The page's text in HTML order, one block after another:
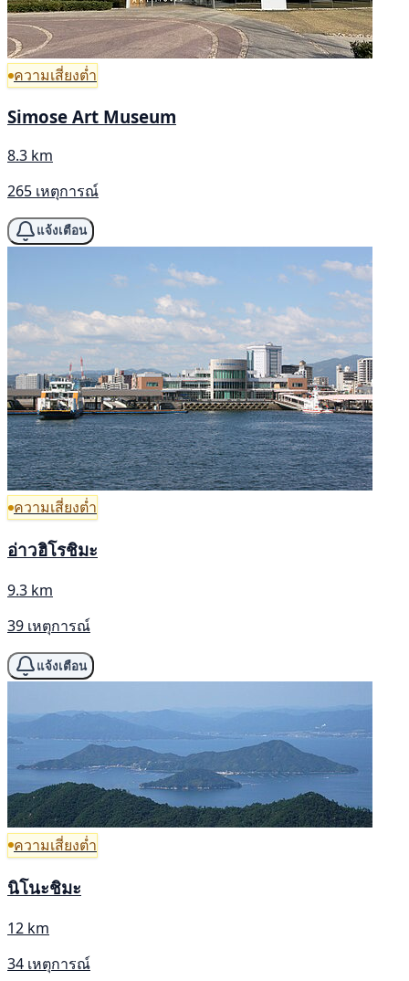
ความเสี่ยงต่ำ
Simose Art Museum
8.3 km
265 เหตุการณ์
แจ้งเตือน
ความเสี่ยงต่ำ
อ่าวฮิโรชิมะ
9.3 km
39 เหตุการณ์
แจ้งเตือน
ความเสี่ยงต่ำ
นิโนะชิมะ
12 km
34 เหตุการณ์